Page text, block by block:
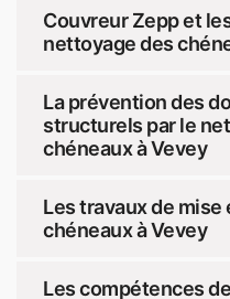
Couvreur Zepp et
nettoyage des
La prévention des
structurels par le
chéneaux à Vevey
Les travaux de mise
chéneaux à Vevey
Les compétences